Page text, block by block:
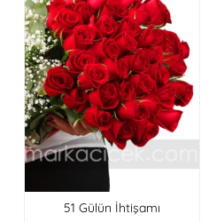
51 Gülün İhtişamı